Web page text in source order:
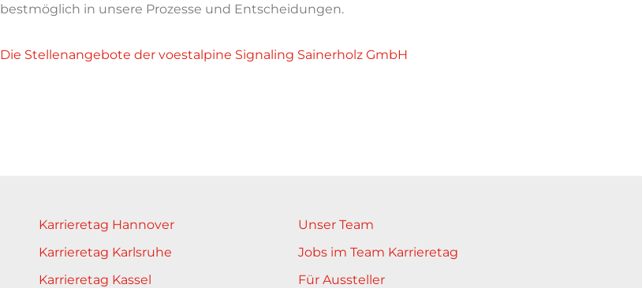
bestmöglich in unsere Prozesse und Entscheidungen.
Die Stellenangebote der voestalpine Signaling Sainerholz GmbH
Karrieretag Hannover
Karrieretag Karlsruhe
Karrieretag Kassel
Unser Team
Jobs im Team Karrieretag
Für Aussteller